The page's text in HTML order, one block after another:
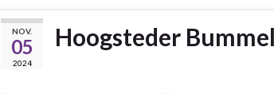
NOV.
05
2024
Hoogsteder